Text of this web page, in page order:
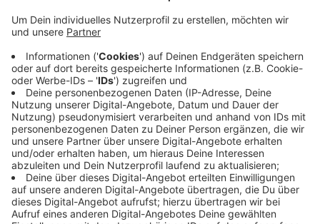
Anzeige
Das neue Sicherheitskonzept habe gut funktioniert.
Erstmals war es verboten, Wasser mitzubringen.
Besucher hatten immer wieder Alkohol in
Wasserflaschen mit auf das Gelände geschmuggelt.
Das Mando Hill Festival verbindet Sport mit Musik.
Teams messen sich beim völkerballähnlichen
Dodgeball und abends gibt es Party. Pläne für das
kommende Jahr wollen die Verantwortlichen in den
kommenden Wochen besprechen.